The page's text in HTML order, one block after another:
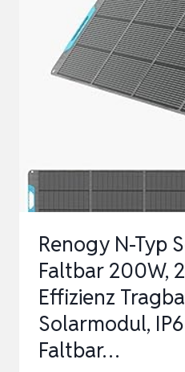
5W
FÜR
OUTDOOR
AKKU
PANEL
MIT
Renogy N-Typ
Faltbar 200W,
Effizienz
Solarmodul,
Faltbar…